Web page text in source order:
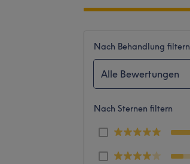
Nach Behandlung filtern
Alle Bewertungen
Nach Sternen filtern